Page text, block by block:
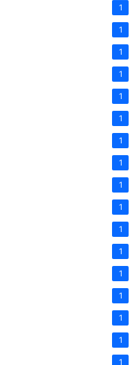
1
1
1
1
1
1
1
1
1
1
1
1
1
1
1
1
1